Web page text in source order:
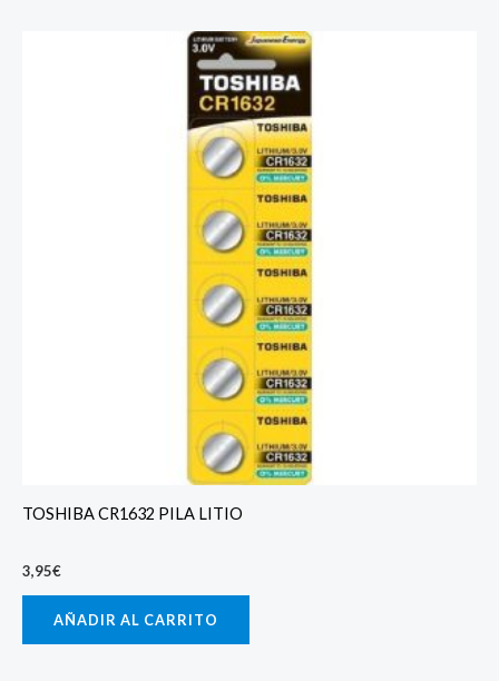
TOSHIBA CR1632 PILA LITIO
3,95€
AÑADIR AL CARRITO